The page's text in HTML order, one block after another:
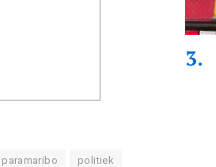
paramaribo politiek